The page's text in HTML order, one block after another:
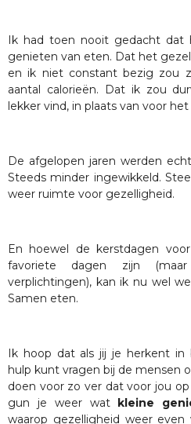
Ik had toen nooit gedacht dat
genieten van eten. Dat het
en ik niet constant bezig zou
aantal calorieën. Dat ik zou
lekker vind, in plaats van voor het
De afgelopen jaren werden
Steeds minder ingewikkeld.
weer ruimte voor gezelligheid.
En hoewel de kerstdagen
favoriete dagen zijn
verplichtingen), kan ik nu wel
Samen eten.
Ik hoop dat als jij je herkent in
hulp kunt vragen bij de mensen
doen voor zo ver dat voor jou
gun je weer watkleine
waarop gezelligheid weer